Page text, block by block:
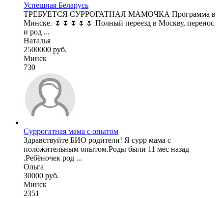
Успешная Беларусь
ТРЕБУЕТСЯ СУРРОГАТНАЯ МАМОЧКА Программа в
Минске. 🌷🌷🌷🌷🌷 Полный переезд в Москву, перенос
и род ...
Наталья
2500000 руб.
Минск
730
Суррогатная мама с опытом
Здравствуйте БИО родители! Я сурр мама с
положительным опытом.Роды были 11 мес назад
.Ребёночек род ...
Ольга
30000 руб.
Минск
2351